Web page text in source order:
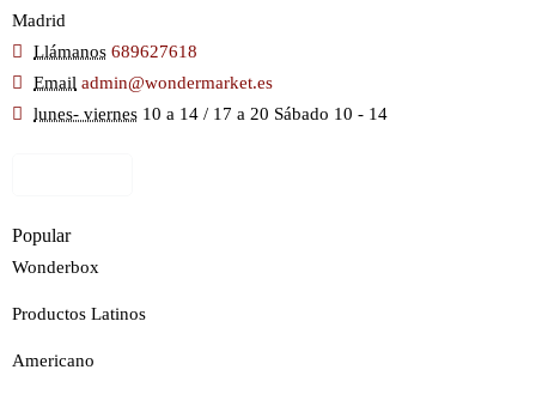
Madrid
Llámanos 689627618
Email admin@wondermarket.es
lunes- viernes 10 a 14 / 17 a 20 Sábado 10 - 14
Popular
Wonderbox
Productos Latinos
Americano